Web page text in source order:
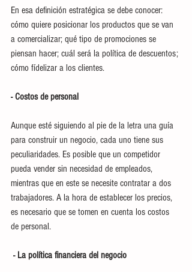
En esa definición estratégica se debe conocer:
cómo quiere posicionar los productos que se van
a comercializar; qué tipo de promociones se
piensan hacer; cuál será la política de descuentos;
cómo fídelizar a los clientes.
- Costos de personal
Aunque esté siguiendo al pie de la letra una guía
para construir un negocio, cada uno tiene sus
peculiaridades. Es posible que un competidor
pueda vender sin necesidad de empleados,
mientras que en este se necesite contratar a dos
trabajadores. A la hora de establecer los precios,
es necesario que se tomen en cuenta los costos
de personal.
- La política financiera del negocio